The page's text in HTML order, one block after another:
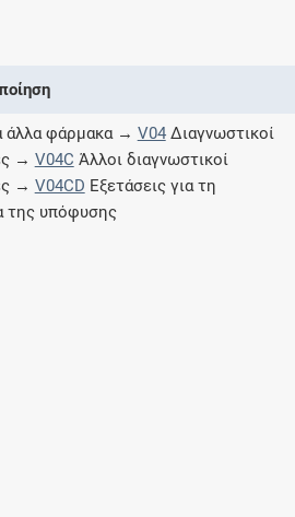
φάρμακα → V04Διαγνωστικοί
→ V04C Άλλοι διαγνωστικοί
→ V04CD Εξετάσεις για τη
της υπόφυσης